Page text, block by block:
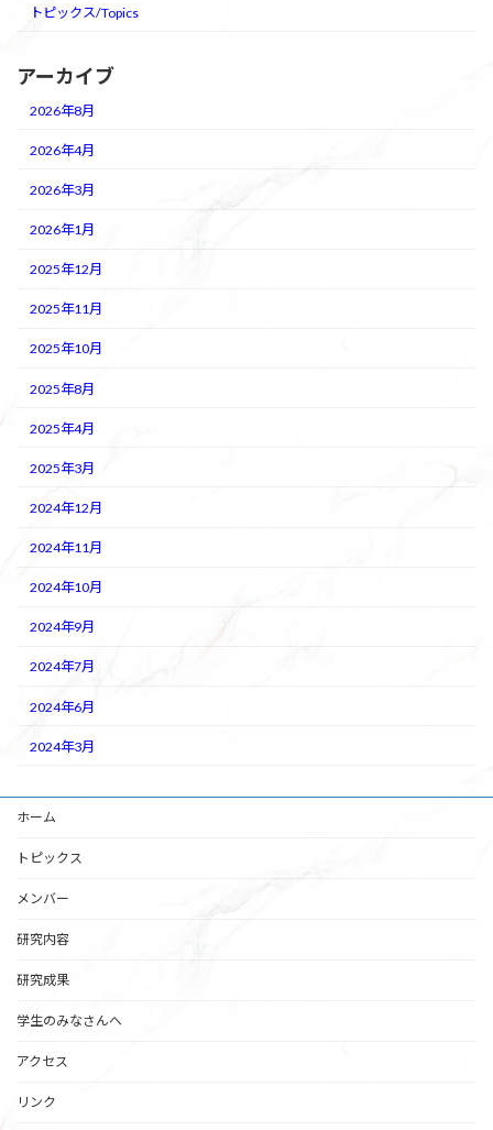
トピックス/Topics
アーカイブ
2026年8月
2026年4月
2026年3月
2026年1月
2025年12月
2025年11月
2025年10月
2025年8月
2025年4月
2025年3月
2024年12月
2024年11月
2024年10月
2024年9月
2024年7月
2024年6月
2024年3月
ホーム
トピックス
メンバー
研究内容
研究成果
学生のみなさんへ
アクセス
リンク